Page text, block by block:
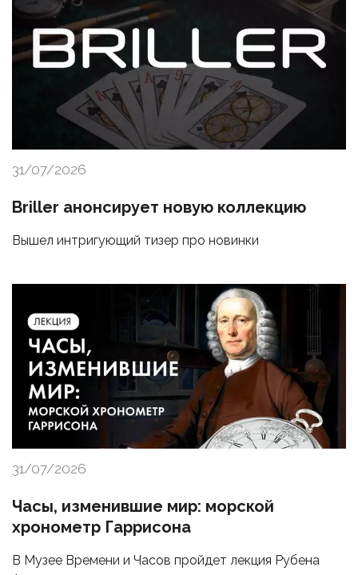
31/07/2026
Briller анонсирует новую коллекцию
Вышел интригующий тизер про новинки
31/07/2026
Часы, изменившие мир: морской
хронометр Гаррисона
В Музее Времени и Часов пройдет лекция Рубена